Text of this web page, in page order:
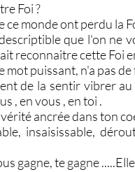
Foi ?
ce monde ont perdu la
que l'on ne
reconnaitre cette Foi
mot puissant, n'a pas
de la sentir vibrer
, en vous , en toi .
ancrée dans ton
insaisissable,
gagne, te gagne